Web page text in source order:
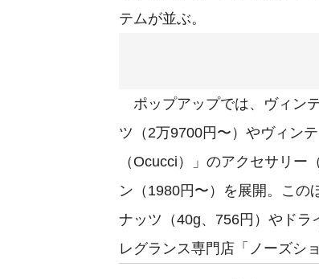
テムが並ぶ。
ポップアップでは、ヴィン
ツ（2万9700円〜）やヴィン
（Ocucci）」のアクセサリ
ン（1980円〜）を展開。この
ナッツ（40g、756円）やドラ
レグランス専門店「ノーズシ